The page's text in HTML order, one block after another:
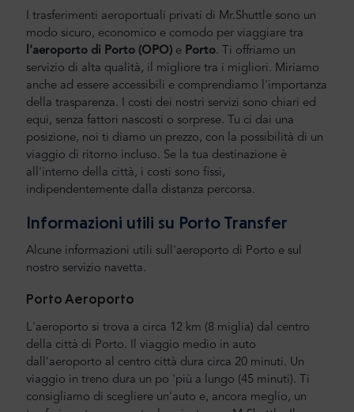
I trasferimenti aeroportuali privati di Mr.Shuttle sono un
modo sicuro, economico e comodo per viaggiare tra
l'aeroporto di Porto (OPO) e Porto. Ti offriamo un
servizio di alta qualità, il migliore tra i migliori. Miriamo
anche ad essere accessibili e comprendiamo l'importanza
della trasparenza. I costi dei nostri servizi sono chiari ed
equi, senza fattori nascosti o sorprese. Tu ci dai una
posizione, noi ti diamo un prezzo, con la possibilità di un
viaggio di ritorno incluso. Se la tua destinazione è
all'interno della città, i costi sono fissi,
indipendentemente dalla distanza percorsa.
Informazioni utili su PortoTransfer
Alcune informazioni utili sull'aeroporto di Porto e sul
nostro servizio navetta.
Porto Aeroporto
L'aeroporto si trova a circa 12 km (8 miglia) dal centro
della città di Porto. Il viaggio medio in auto
dall'aeroporto al centro città dura circa 20 minuti. Un
viaggio in treno dura un po 'più a lungo (45 minuti). Ti
consigliamo di scegliere un'auto e, ancora meglio, un